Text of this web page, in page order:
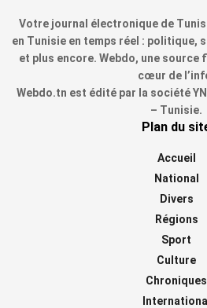
Votre journal électronique de
en Tunisie en temps réel : politique,
et plus encore. Webdo, une source
cœur de
Webdo.tn est édité par la société
– Tunisie.
Plan du
Accueil
National
Divers
Régions
Sport
Culture
Chroniques